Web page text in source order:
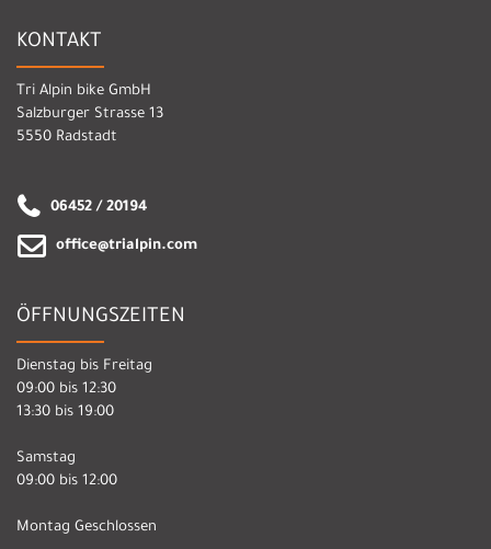
KONTAKT
Tri Alpin bike GmbH
Salzburger Strasse 13
5550 Radstadt
06452 / 20194
office@trialpin.com
ÖFFNUNGSZEITEN
Dienstag bis Freitag
09:00 bis 12:30
13:30 bis 19:00
Samstag
09:00 bis 12:00
Montag Geschlossen